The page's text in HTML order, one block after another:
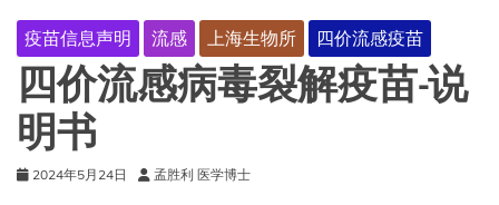
疫苗信息声明 流感 上海生物所 四价流感疫苗
四价流感病毒裂解疫苗-说
明书
2024年5月24日 孟胜利 医学博士